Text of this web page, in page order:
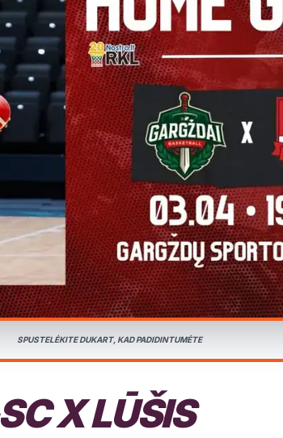
SPUSTELĖKITE DUKART, KAD PADIDINTUMĖTE
X LŪŠIS